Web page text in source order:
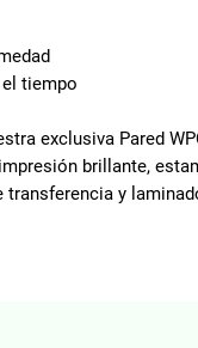
tiempo
exclusiva Pared
brillante,
y